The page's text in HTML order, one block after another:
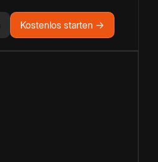
Kostenlos starten →